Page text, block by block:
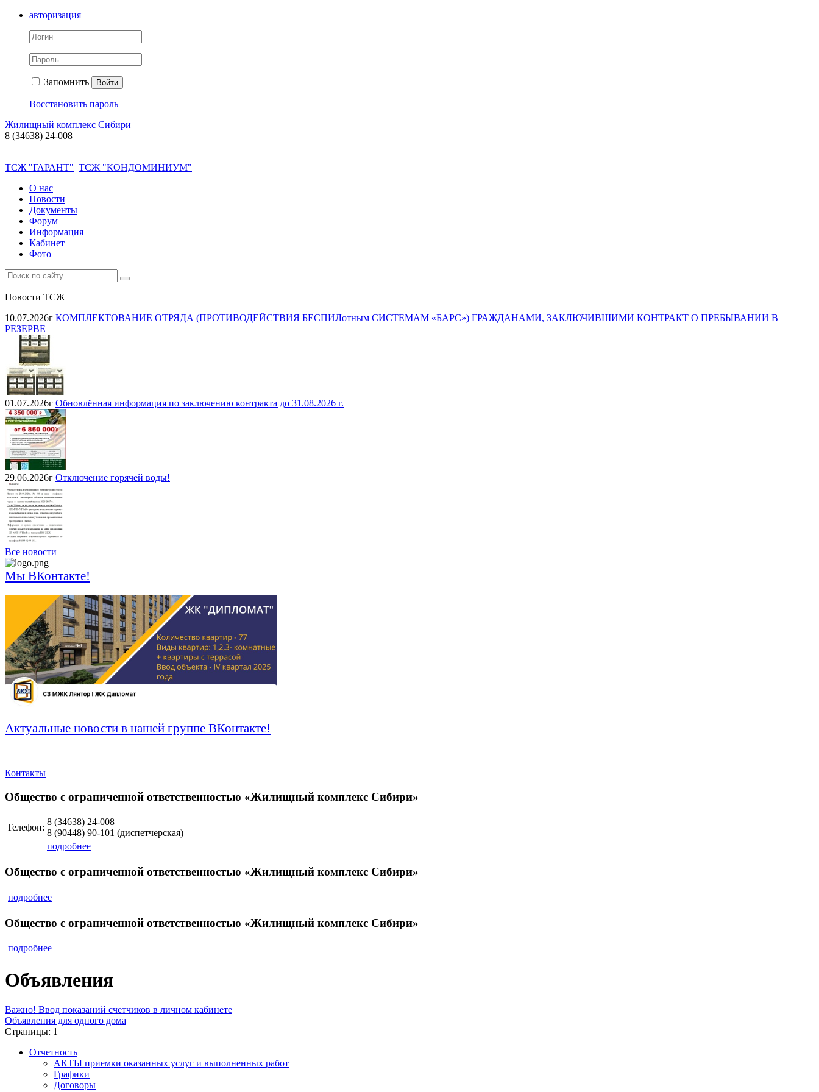
авторизация
Запомнить Войти
Восстановить пароль
Жилищный комплекс Сибири
8 (34638) 24-008
ТСЖ "ГАРАНТ" ТСЖ "КОНДОМИНИУМ"
О нас
Новости
Документы
Форум
Информация
Кабинет
Фото
Новости ТСЖ
10.07.2026г КОМПЛЕКТОВАНИЕ ОТРЯДА (ПРОТИВОДЕЙСТВИЯ БЕСПИЛотным СИСТЕМАМ «БАРС») ГРАЖДАНАМИ, ЗАКЛЮЧИВШИМИ КОНТРАКТ О ПРЕБЫВАНИИ В
РЕЗЕРВЕ
01.07.2026г Обновлённая информация по заключению контракта до 31.08.2026 г.
29.06.2026г Отключение горячей воды!
Все новости
Мы ВКонтакте!
Актуальные новости в нашей группе ВКонтакте!
Контакты
Общество с ограниченной ответственностью «Жилищный комплекс Сибири»
Телефон:
8 (34638) 24-008
8 (90448) 90-101 (диспетчерская)
подробнее
Общество с ограниченной ответственностью «Жилищный комплекс Сибири»
подробнее
Общество с ограниченной ответственностью «Жилищный комплекс Сибири»
подробнее
Объявления
Важно! Ввод показаний счетчиков в личном кабинете
Объявления для одного дома
Страницы: 1
Отчетность
АКТЫ приемки оказанных услуг и выполненных работ
Графики
Договоры